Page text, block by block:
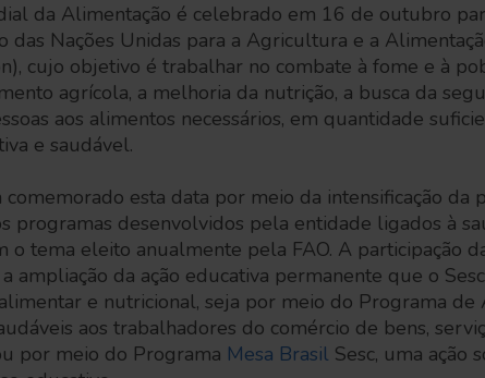
da Alimentação é celebrado em 16 de outubro
das Nações Unidas para a Agricultura e a
cujo objetivo é trabalhar no combate à fome e à
agrícola, a melhoria da nutrição, a busca da
aos alimentos necessários, em quantidade
e saudável.
comemorado esta data por meio da intensificação
programas desenvolvidos pela entidade ligados à
o tema eleito anualmente pela FAO. A participação
ampliação da ação educativa permanente que o
e nutricional, seja por meio do Programa de
aos trabalhadores do comércio de bens,
por meio do Programa Mesa Brasil Sesc, uma ação